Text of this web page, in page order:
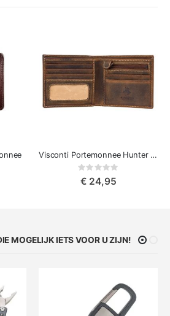
Visconti Portemonnee Hunter Shield
Rating:
€ 24,95
MOGELIJK IETS VOOR U ZIJN!